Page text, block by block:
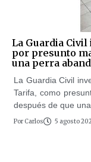
La Guardia
por presunto
una perra
La Guardia Civil
Tarifa, como
después de que
Por Carlos 5 agosto